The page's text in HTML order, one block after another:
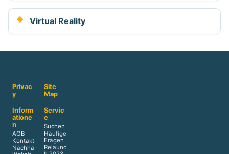
Virtual Reality
Privac
y
Site
Map
Inform
atione
n
AGB
Kontakt
Nachha
Servic
e
Suchen
Häufige
Fragen
Relaunc